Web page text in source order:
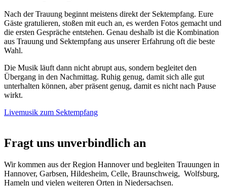
Nach der Trauung beginnt meistens direkt der Sektempfang. Eure
Gäste gratulieren, stoßen mit euch an, es werden Fotos gemacht und
die ersten Gespräche entstehen. Genau deshalb ist die Kombination
aus Trauung und Sektempfang aus unserer Erfahrung oft die beste
Wahl.
Die Musik läuft dann nicht abrupt aus, sondern begleitet den
Übergang in den Nachmittag. Ruhig genug, damit sich alle gut
unterhalten können, aber präsent genug, damit es nicht nach Pause
wirkt.
Livemusik zum Sektempfang
Fragt uns unverbindlich an
Wir kommen aus der Region Hannover und begleiten Trauungen in
Hannover, Garbsen, Hildesheim, Celle, Braunschweig, Wolfsburg,
Hameln und vielen weiteren Orten in Niedersachsen.